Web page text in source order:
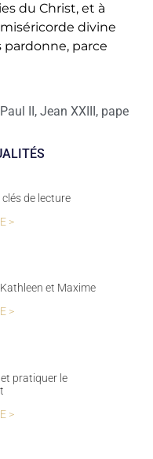
du Christ, et à
divine
parce
II, Jean XXIII, pape
clés de lecture
>
et Maxime
>
pratiquer le
>